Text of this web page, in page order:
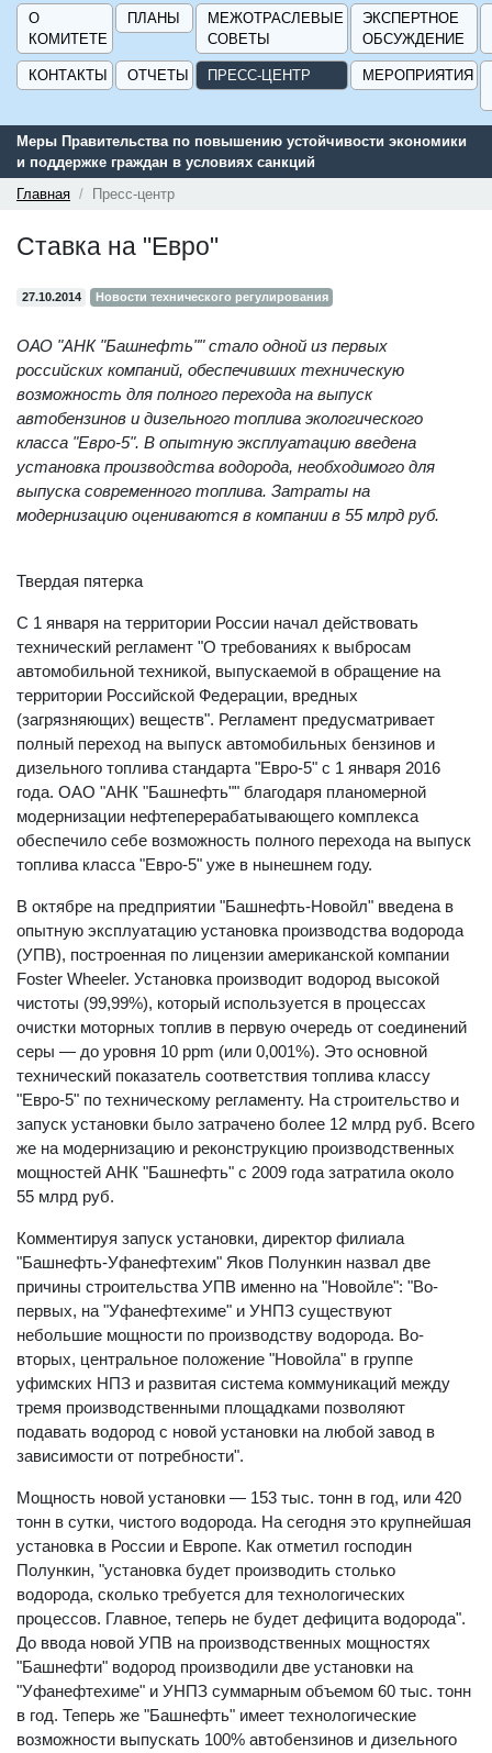
О
КОМИТЕТЕ
ПЛАНЫ
МЕЖОТРАСЛЕВЫЕ
СОВЕТЫ
ЭКСПЕРТНОЕ
ОБСУЖДЕНИЕ
КОНТАКТЫ ОТЧЕТЫ ПРЕСС-ЦЕНТР МЕРОПРИЯТИЯ
Сервис поиска и подбора субсидий и мер государственной
поддержки для предприятий - «Навигатор мер поддержки
ГИСП».
Главная Пресс-центр
Ставка на "Евро"
27.10.2014 Новости технического регулирования
ОАО "АНК "Башнефть"" стало одной из первых
российских компаний, обеспечивших техническую
возможность для полного перехода на выпуск
автобензинов и дизельного топлива экологического
класса "Евро-5". В опытную эксплуатацию введена
установка производства водорода, необходимого для
выпуска современного топлива. Затраты на
модернизацию оцениваются в компании в 55 млрд руб.
Твердая пятерка
С 1 января на территории России начал действовать
технический регламент "О требованиях к выбросам
автомобильной техникой, выпускаемой в обращение на
территории Российской Федерации, вредных
(загрязняющих) веществ". Регламент предусматривает
полный переход на выпуск автомобильных бензинов и
дизельного топлива стандарта "Евро-5" с 1 января 2016
года. ОАО "АНК "Башнефть"" благодаря планомерной
модернизации нефтеперерабатывающего комплекса
обеспечило себе возможность полного перехода на выпуск
топлива класса "Евро-5" уже в нынешнем году.
В октябре на предприятии "Башнефть-Новойл" введена в
опытную эксплуатацию установка производства водорода
(УПВ), построенная по лицензии американской компании
Foster Wheeler. Установка производит водород высокой
чистоты (99,99%), который используется в процессах
очистки моторных топлив в первую очередь от соединений
серы — до уровня 10 ppm (или 0,001%). Это основной
технический показатель соответствия топлива классу
"Евро-5" по техническому регламенту. На строительство и
запуск установки было затрачено более 12 млрд руб. Всего
же на модернизацию и реконструкцию производственных
мощностей АНК "Башнефть" с 2009 года затратила около
55 млрд руб.
Комментируя запуск установки, директор филиала
"Башнефть-Уфанефтехим" Яков Полункин назвал две
причины строительства УПВ именно на "Новойле": "Во-
первых, на "Уфанефтехиме" и УНПЗ существуют
небольшие мощности по производству водорода. Во-
вторых, центральное положение "Новойла" в группе
уфимских НПЗ и развитая система коммуникаций между
тремя производственными площадками позволяют
подавать водород с новой установки на любой завод в
зависимости от потребности".
Мощность новой установки — 153 тыс. тонн в год, или 420
тонн в сутки, чистого водорода. На сегодня это крупнейшая
установка в России и Европе. Как отметил господин
Полункин, "установка будет производить столько
водорода, сколько требуется для технологических
процессов. Главное, теперь не будет дефицита водорода".
До ввода новой УПВ на производственных мощностях
"Башнефти" водород производили две установки на
"Уфанефтехиме" и УНПЗ суммарным объемом 60 тыс. тонн
в год. Теперь же "Башнефть" имеет технологические
возможности выпускать 100% автобензинов и дизельного